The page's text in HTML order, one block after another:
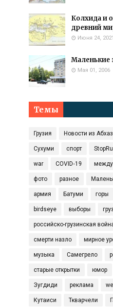
Колхида и
древний
Июня 24, 2021
Маленькие
Мая 01, 2006
Темы
Грузия Новости из
Сухуми спорт
war COVID‑19
фото разное
армия Батуми горы
birdseye выборы
российско-грузинская
смерти назло мирное
музыка Самегрело
старые открытки юмор
Зугдиди реклама
Кутаиси Ткварчели